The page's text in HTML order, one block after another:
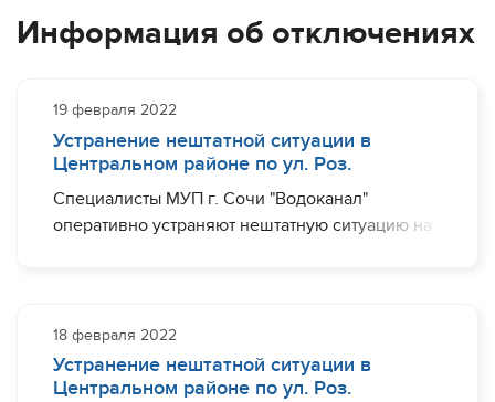
Информация об отключениях
Устранение нештатной ситуации в
Центральном районе по ул. Роз.
19 февраля 2022
Специалисты МУП г. Сочи "Водоканал"
оперативно устраняют нештатную ситуацию на
по пр. Курортный, ул. Театральная, ул.
Орджоникидзе, ул. Советская, ул. Егорова, ул.
Учительская, ул. Воровского, ул. Роз.
Устранение нештатной ситуации в
Центральном районе по ул. Роз.
18 февраля 2022